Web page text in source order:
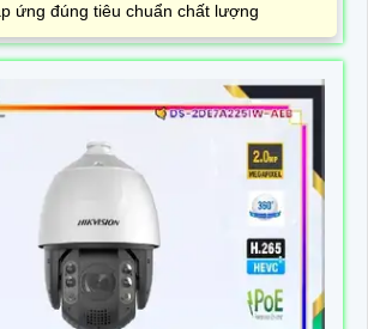
ứng đúng tiêu chuẩn chất lượng